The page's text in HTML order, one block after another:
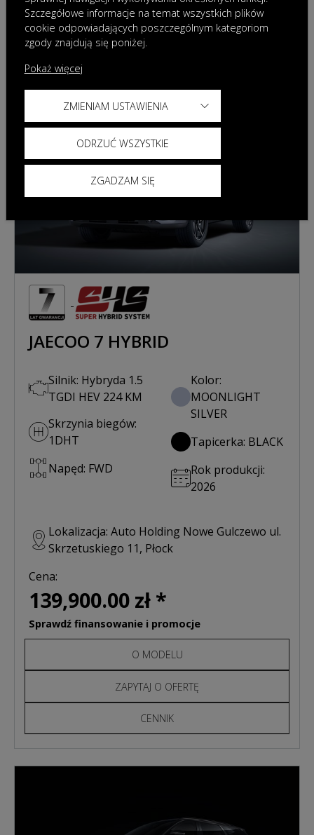
ZAPYTAJ O OFERTĘ
Poprzedni
JAECOO 7 HYBRID
Silnik: Hybryda 1.5
TGDI HEV 224 KM
Skrzynia biegów:
1DHT
Napęd: FWD
Kolor:
MOONLIGHT
SILVER
Tapicerka: BLACK
Rok produkcji:
2026
Lokalizacja: Auto Holding Nowe Gulczewo ul.
Skrzetuskiego 11, Płock
Cena:
139,900.00 zł *
Sprawdź finansowanie i promocje
O MODELU
ZAPYTAJ O OFERTĘ
CENNIK
Szczegółowe informacje na temat wszystkich plików
cookie odpowiadających poszczególnym kategoriom
zgody znajdują się poniżej.
Pokaż więcej
ZMIENIAM USTAWIENIA
ODRZUĆ WSZYSTKIE
ZGADZAM SIĘ